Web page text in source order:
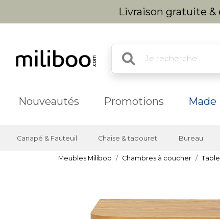
Livraison gratuite
Nouveautés Promotions Made
Canapé & Fauteuil Chaise & tabouret Bureau
Meubles Miliboo Chambres à coucher